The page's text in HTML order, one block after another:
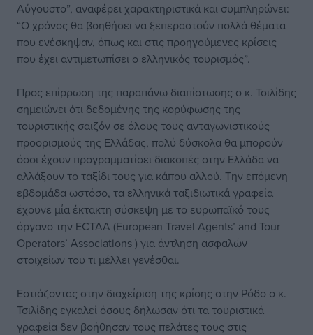
Αύγουστο”, αναφέρει χαρακτηριστικά και συμπληρώνει:
“Ο χρόνος θα βοηθήσει να ξεπεραστούν πολλά θέματα
που ενέσκηψαν, όπως και στις προηγούμενες κρίσεις
που έχει αντιμετωπίσει ο ελληνικός τουρισμός”.
Προς επίρρωση της παραπάνω διαπίστωσης ο κ. Τσιλίδης
σημειώνει ότι δεδομένης της κορύφωσης της
τουριστικής σαιζόν σε όλους τους ανταγωνιστικούς
προορισμούς της Ελλάδας, πολύ δύσκολα θα μπορούν
όσοι έχουν προγραμματίσει διακοπές στην Ελλάδα να
αλλάξουν το ταξίδι τους για κάπου αλλού. Την επόμενη
εβδομάδα ωστόσο, τα ελληνικά ταξιδιωτικά γραφεία
έχουνε μία έκτακτη σύσκεψη με το ευρωπαϊκό τους
όργανο την ECTAA (European Travel Agents’ and Tour
Operators’ Associations ) για άντληση ασφαλών
στοιχείων του τι μέλλει γενέσθαι.
Εστιάζοντας στην διαχείριση της κρίσης στην Ρόδο ο κ.
Τσιλίδης εγκαλεί όσους δήλωσαν ότι τα τουριστικά
γραφεία δεν βοήθησαν τους πελάτες τους στις